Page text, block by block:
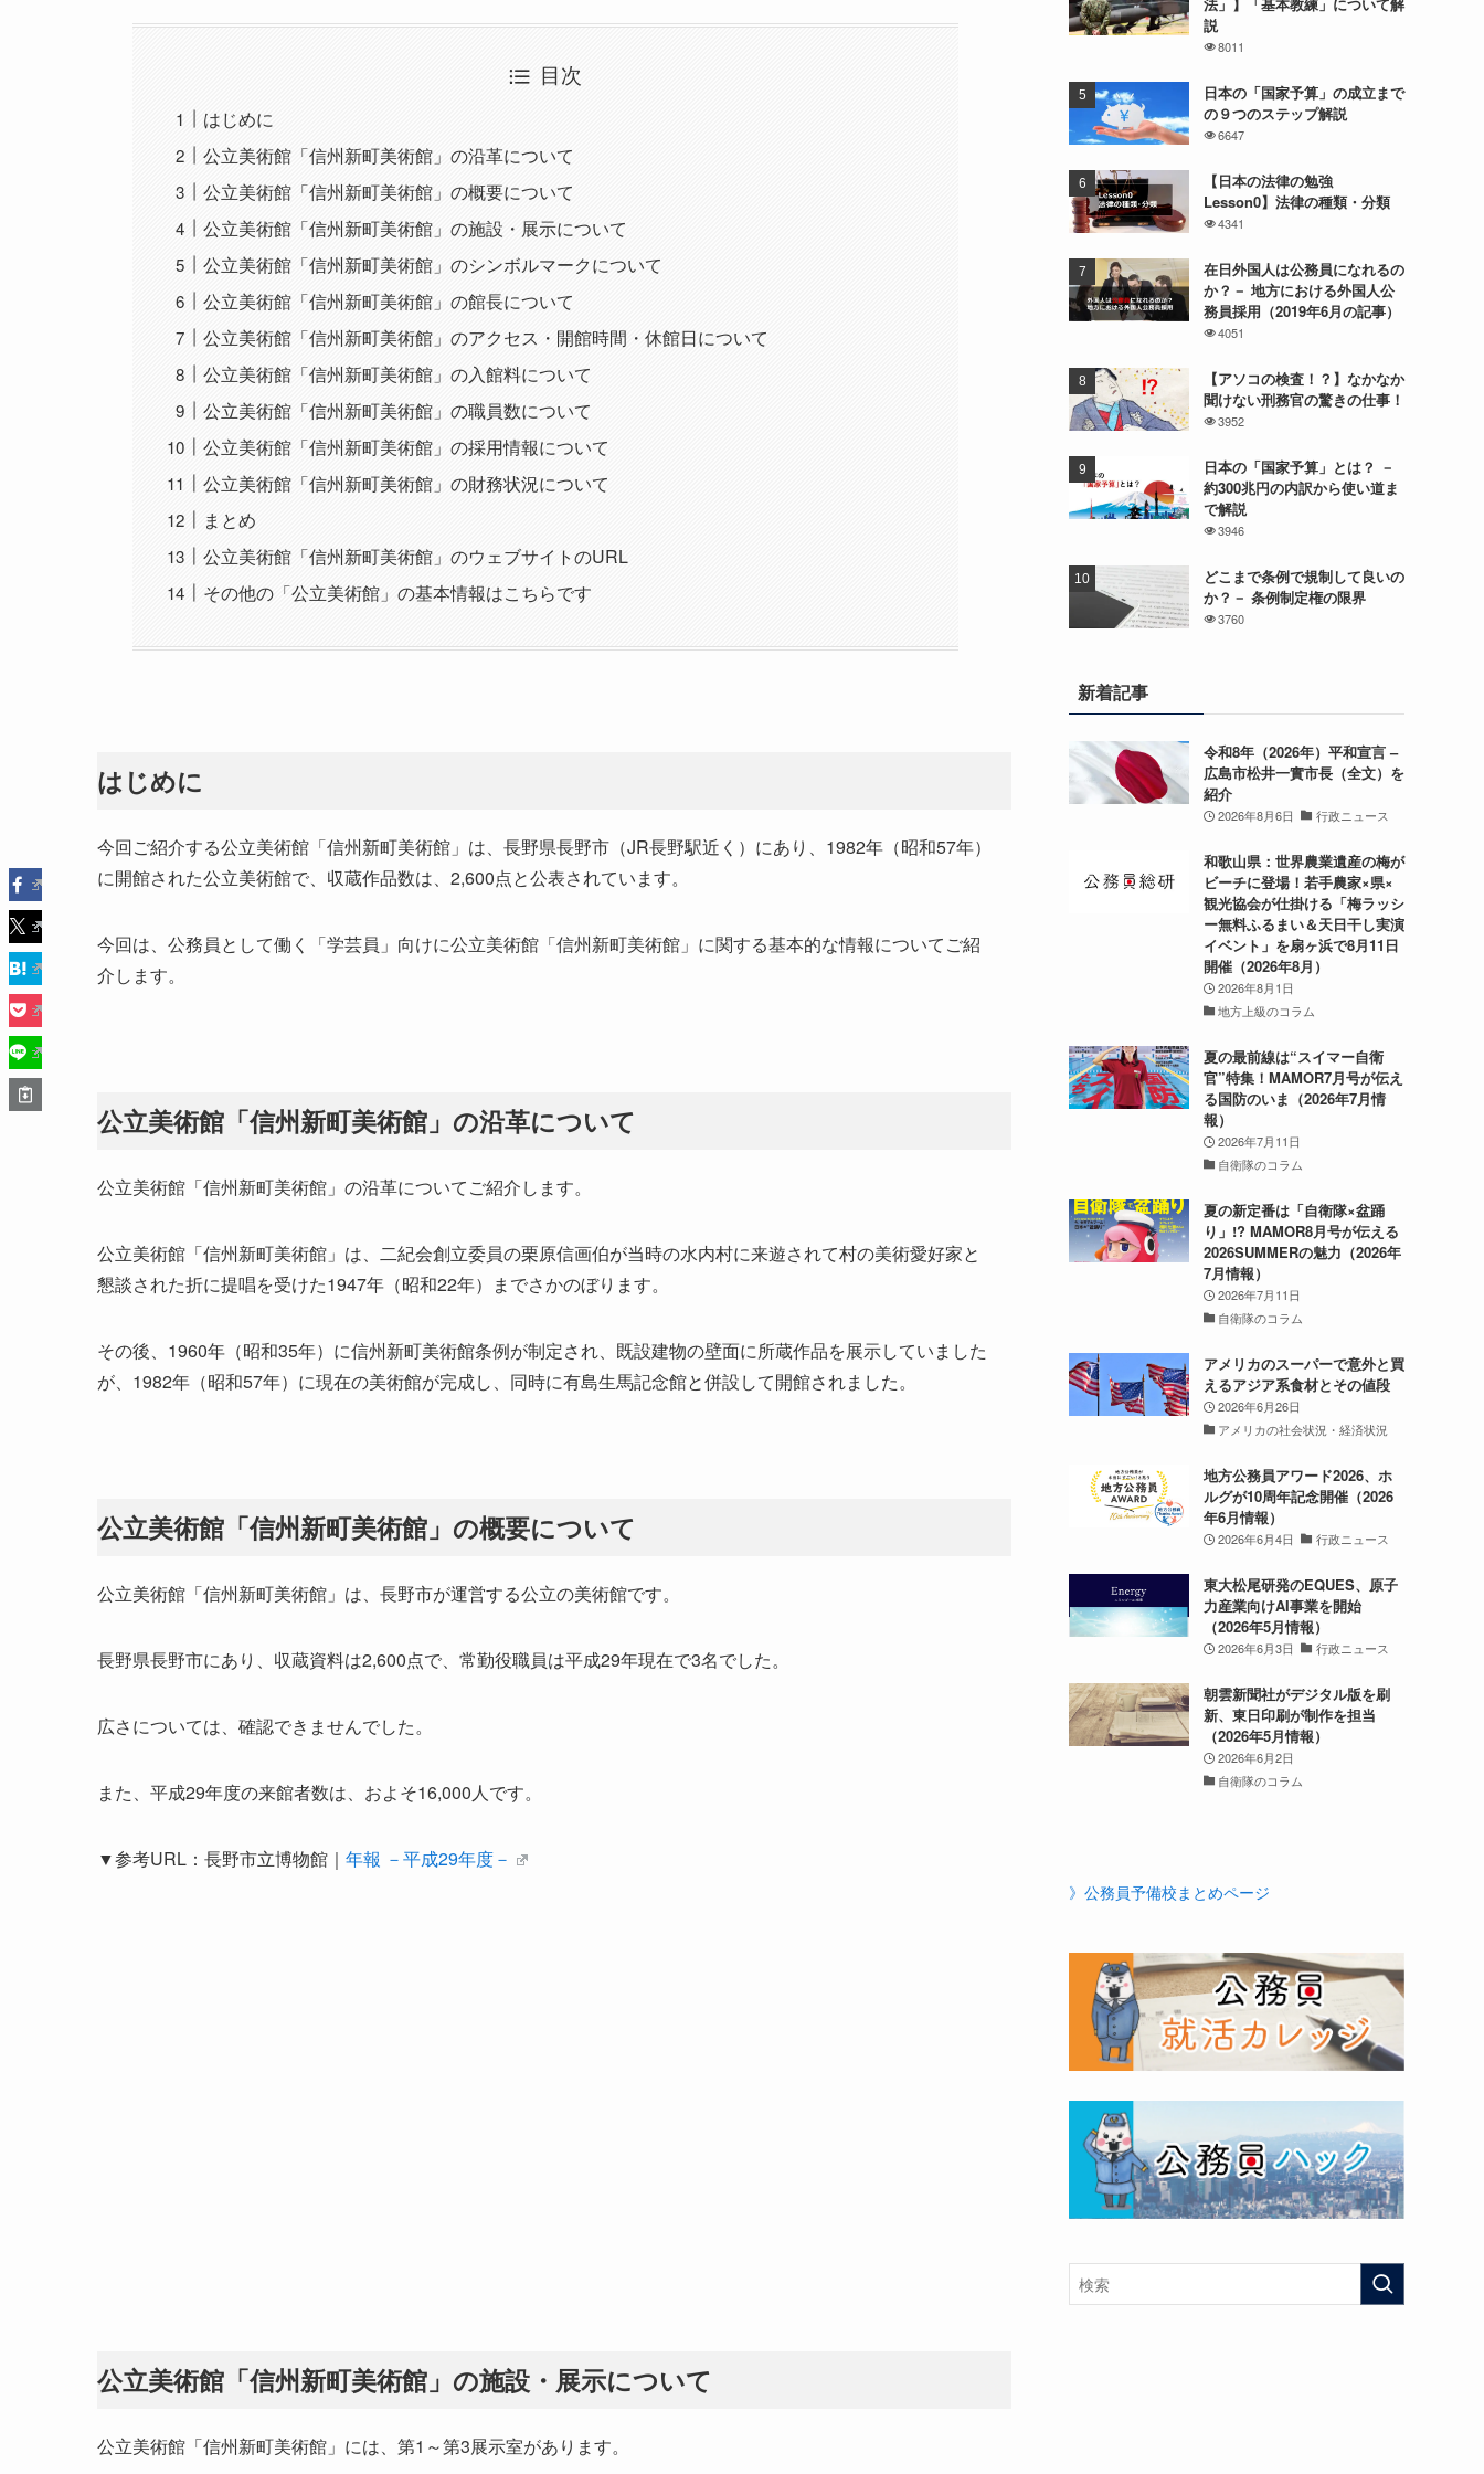
目次
はじめに
公立美術館「信州新町美術館」の沿革について
公立美術館「信州新町美術館」の概要について
公立美術館「信州新町美術館」の施設・展示について
公立美術館「信州新町美術館」のシンボルマークについて
公立美術館「信州新町美術館」の館長について
公立美術館「信州新町美術館」のアクセス・開館時間・休館日について
公立美術館「信州新町美術館」の入館料について
公立美術館「信州新町美術館」の職員数について
公立美術館「信州新町美術館」の採用情報について
公立美術館「信州新町美術館」の財務状況について
まとめ
公立美術館「信州新町美術館」のウェブサイトのURL
その他の「公立美術館」の基本情報はこちらです
はじめに
今回ご紹介する公立美術館「信州新町美術館」は、長野県長野市（JR長野駅近く）にあり、1982年（昭和57年）
に開館された公立美術館で、収蔵作品数は、2,600点と公表されています。
今回は、公務員として働く「学芸員」向けに公立美術館「信州新町美術館」に関する基本的な情報についてご紹
介します。
公立美術館「信州新町美術館」の沿革について
公立美術館「信州新町美術館」の沿革についてご紹介します。
公立美術館「信州新町美術館」は、二紀会創立委員の栗原信画伯が当時の水内村に来遊されて村の美術愛好家と
懇談された折に提唱を受けた1947年（昭和22年）までさかのぼります。
その後、1960年（昭和35年）に信州新町美術館条例が制定され、既設建物の壁面に所蔵作品を展示していました
が、1982年（昭和57年）に現在の美術館が完成し、同時に有島生馬記念館と併設して開館されました。
公立美術館「信州新町美術館」の概要について
公立美術館「信州新町美術館」は、長野市が運営する公立の美術館です。
長野県長野市にあり、収蔵資料は2,600点で、常勤役職員は平成29年現在で3名でした。
広さについては、確認できませんでした。
また、平成29年度の来館者数は、およそ16,000人です。
▼参考URL：長野市立博物館｜ 年報 －平成29年度－
公立美術館「信州新町美術館」の施設・展示について
公立美術館「信州新町美術館」には、第1～第3展示室があります。
説
8011
日本の「国家予算」の成立まで
の９つのステップ解説
6647
【日本の法律の勉強
Lesson0】法律の種類・分類
4341
在日外国人は公務員になれるの
か？－ 地方における外国人公
務員採用（2019年6月の記事）
4051
【アソコの検査！？】なかなか
聞けない刑務官の驚きの仕事！
3952
日本の「国家予算」とは？ －
約300兆円の内訳から使い道ま
で解説
3946
どこまで条例で規制して良いの
か？－ 条例制定権の限界
3760
新着記事
令和8年（2026年）平和宣言 –
広島市松井一實市長（全文）を
紹介
2026年8月6日 行政ニュース
和歌山県：世界農業遺産の梅が
ビーチに登場！若手農家×県×
観光協会が仕掛ける「梅ラッシ
ー無料ふるまい＆天日干し実演
イベント」を扇ヶ浜で8月11日
開催（2026年8月）
2026年8月1日
地方上級のコラム
夏の最前線は“スイマー自衛
官”特集！MAMOR7月号が伝え
る国防のいま（2026年7月情
報）
2026年7月11日
自衛隊のコラム
夏の新定番は「自衛隊×盆踊
り」!? MAMOR8月号が伝える
2026SUMMERの魅力（2026年
7月情報）
2026年7月11日
自衛隊のコラム
アメリカのスーパーで意外と買
えるアジア系食材とその値段
2026年6月26日
アメリカの社会状況・経済状況
地方公務員アワード2026、ホ
ルグが10周年記念開催（2026
年6月情報）
2026年6月4日 行政ニュース
東大松尾研発のEQUES、原子
力産業向けAI事業を開始
（2026年5月情報）
2026年6月3日 行政ニュース
朝雲新聞社がデジタル版を刷
新、東日印刷が制作を担当
（2026年5月情報）
2026年6月2日
自衛隊のコラム
》公務員予備校まとめページ